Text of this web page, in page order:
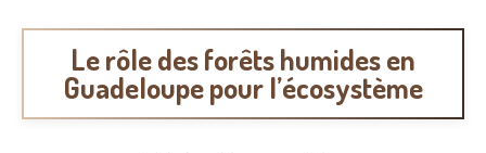
Le rôle des forêts humides en
Guadeloupe pour l’écosystème